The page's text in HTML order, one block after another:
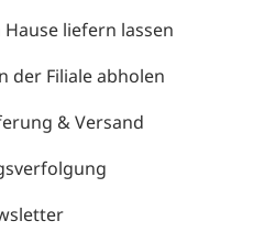
liefern lassen
der Filiale abholen
& Versand